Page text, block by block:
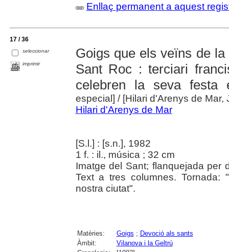
Enllaç permanent a aquest
17 / 36
seleccionar
imprimir
Goigs que els veïns de
Sant Roc : terciari
celebren la seva festa
especial] / [Hilari d'Arenys de Mar,
Hilari d'Arenys de Mar
[S.l.] : [s.n.], 1982
1 f. : il., música ; 32 cm
Imatge del Sant; flanquejada per
Text a tres columnes.
nostra ciutat".
Matèries: Goigs ; Devoció als sants
Àmbit:
Vilanova i la Geltrú